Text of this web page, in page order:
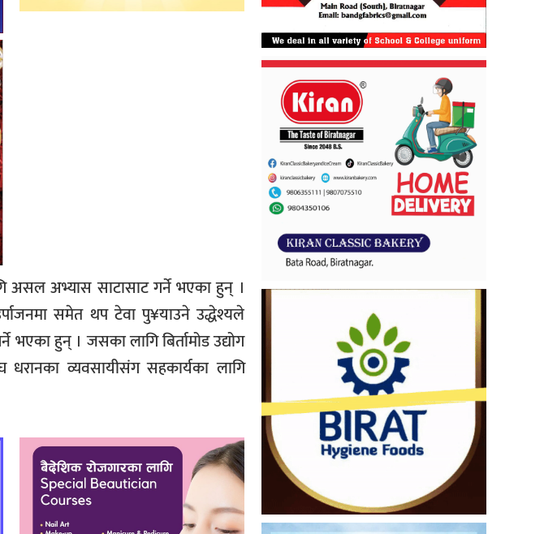
असल अभ्यास साटासाट गर्ने भएका हुन् ।
समेत थप टेवा पु¥याउने उद्धेश्यले
हुन् । जसका लागि बिर्तामोड उद्योग
व्यवसायीसंग सहकार्यका लागि